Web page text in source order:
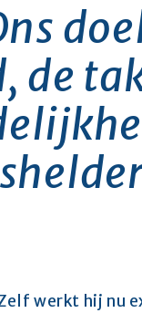
de
werkt hij nu